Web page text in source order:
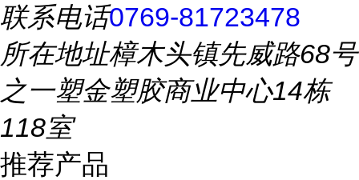
联系电话0769-81723478
所在地址樟木头镇先威路68号
之一塑金塑胶商业中心14栋
118室
推荐产品